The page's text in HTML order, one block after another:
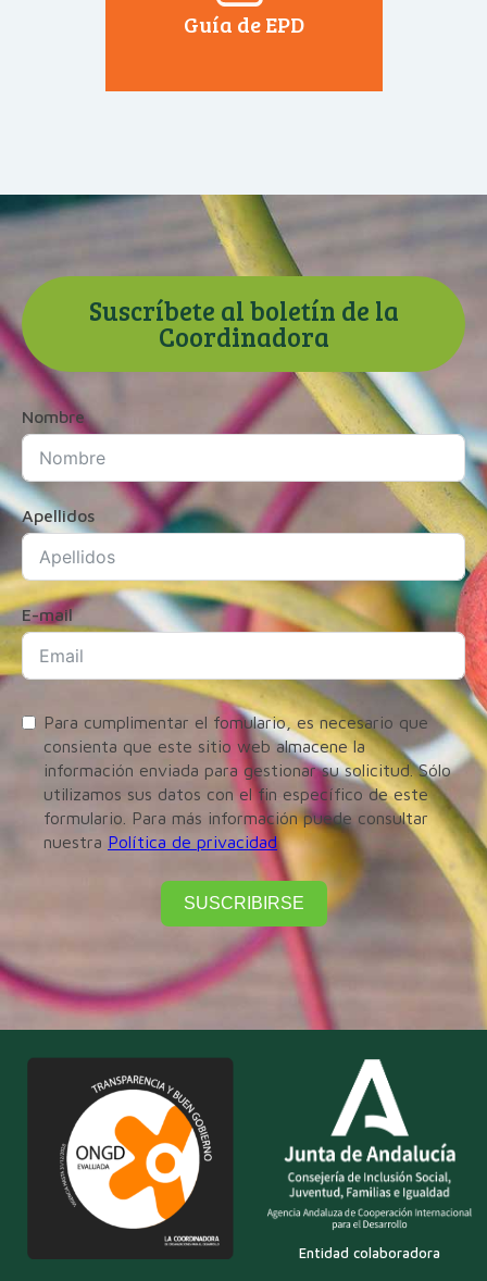
Guía de EPD
Suscríbete al boletín de la
Coordinadora
Nombre
Apellidos
E-mail
Para cumplimentar el fomulario, es necesario que
consienta que este sitio web almacene la
información enviada para gestionar su solicitud. Sólo
utilizamos sus datos con el fin específico de este
formulario. Para más información puede consultar
nuestra Política de privacidad
SUSCRIBIRSE
Entidad colaboradora